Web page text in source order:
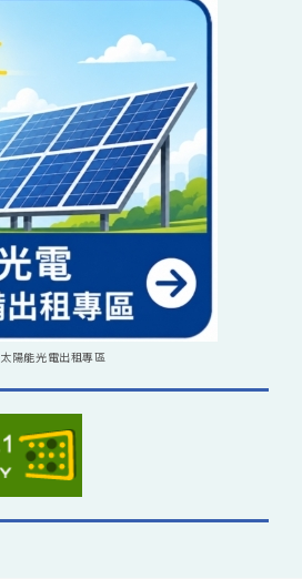
太陽能光電出租專區